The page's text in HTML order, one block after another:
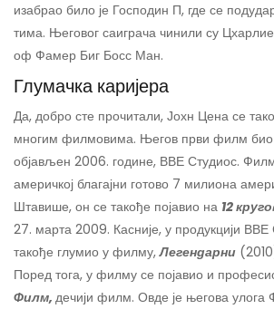
изабрао било је Господин П, где се
тима. Његовог саиграча чинили су
оф Фамер Биг Босс Ман.
Глумачка каријера
Да, добро сте прочитали, Јохн Цена се
многим филмовима. Његов први филм био
објављен 2006. године, ВВЕ Студиос.
америчкој благајни готово 7 милиона
Штавише, он се такође појавио на 12
27. марта 2009. Касније, у продукцији ВВЕ
такође глумио у филму,Легендарни
Поред тога, у филму се појавио и
Филм, дечији филм. Овде је његова улога